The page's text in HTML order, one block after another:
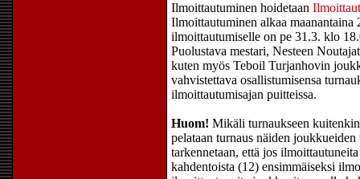
Ilmoittautuminen hoidetaan
Ilmoittautuminen alkaa
ilmoittautumiselle on pe 31.3. klo
Puolustava mestari, Nesteen
kuten myös Teboil Turjanhovin
vahvistettava osallistumisensa
ilmoittautumisajan puitteissa.
Huom! Mikäli turnaukseen
pelataan turnaus näiden
tarkennetaan, että jos
kahdentoista (12) ensimmäiseksi